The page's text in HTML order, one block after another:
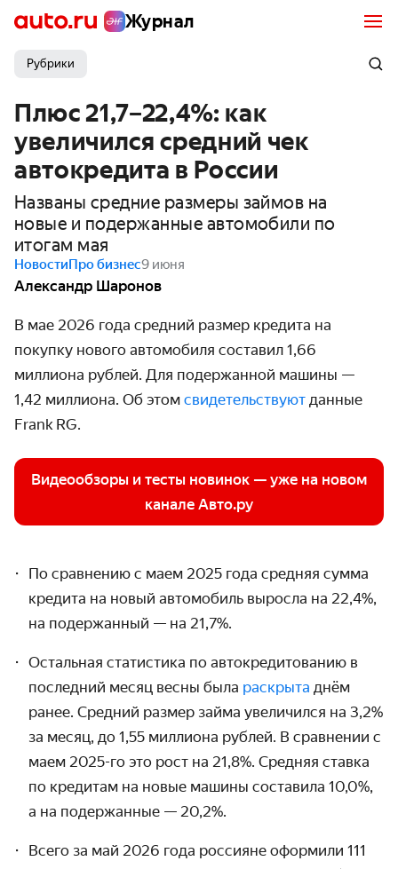
Журнал
Рубрики
Плюс 21,7–22,4%: как
увеличился средний чек
автокредита в России
Названы средние размеры займов на
новые и подержанные автомобили по
итогам мая
НовостиПро бизнес9 июня
Александр Шаронов
В мае 2026 года средний размер кредита на
покупку нового автомобиля составил 1,66
миллиона рублей. Для подержанной машины —
1,42 миллиона. Об этом свидетельствуют данные
Frank RG.
Видеообзоры и тесты новинок — уже на новом
канале Авто.ру
По сравнению с маем 2025 года средняя сумма
кредита на новый автомобиль выросла на 22,4%,
на подержанный — на 21,7%.
Остальная статистика по автокредитованию в
последний месяц весны была раскрыта днём
ранее. Средний размер займа увеличился на 3,2%
за месяц, до 1,55 миллиона рублей. В сравнении с
маем 2025-го это рост на 21,8%. Средняя ставка
по кредитам на новые машины составила 10,0%,
а на подержанные — 20,2%.
Всего за май 2026 года россияне оформили 111